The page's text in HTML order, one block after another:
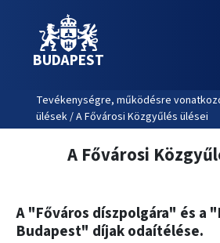
BUDAPEST
Tevékenységre, működésre
ülések / A Fővárosi Közgyűlés ülései
A Fővárosi
A "Főváros díszpolgára" és a
Budapest" díjak odaítélése.